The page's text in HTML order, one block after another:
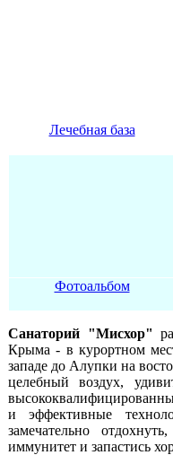
Лечебная база
Фотоальбом
Санаторий "Мисхор"
Крыма - в курортном
западе до Алупки на
целебный воздух,
и эффективные
замечательно
иммунитет и запастись